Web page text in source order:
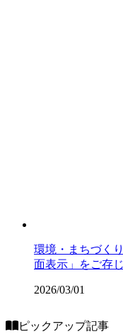
環境・まちづくり
面表示」をご存
2026/03/01
ピックアップ記事